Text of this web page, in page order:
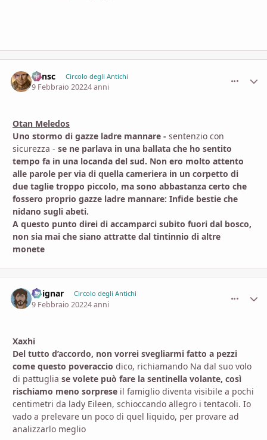
Minsc Circolo degli Antichi
9 Febbraio 20224 anni
Otan Meledos
Uno stormo di gazze ladre mannare - sentenzio con
sicurezza - se ne parlava in una ballata che ho sentito
tempo fa in una locanda del sud. Non ero molto attento
alle parole per via di quella cameriera in un corpetto di
due taglie troppo piccolo, ma sono abbastanza certo che
fossero proprio gazze ladre mannare: Infide bestie che
nidano sugli abeti.
A questo punto direi di accamparci subito fuori dal bosco,
non sia mai che siano attratte dal tintinnio di altre
monete
Voignar Circolo degli Antichi
9 Febbraio 20224 anni
Xaxhi
Del tutto d’accordo, non vorrei svegliarmi fatto a pezzi
come questo poveraccio dico, richiamando Na dal suo volo
di pattuglia se volete può fare la sentinella volante, così
rischiamo meno sorprese il famiglio diventa visibile a pochi
centimetri da lady Eileen, schioccando allegro i tentacoli. Io
vado a prelevare un poco di quel liquido, per provare ad
analizzarlo meglio